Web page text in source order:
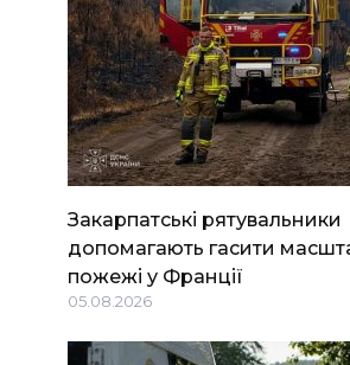
Закарпатські рятувальники
допомагають гасити
пожежі у Франції
05.08.2026